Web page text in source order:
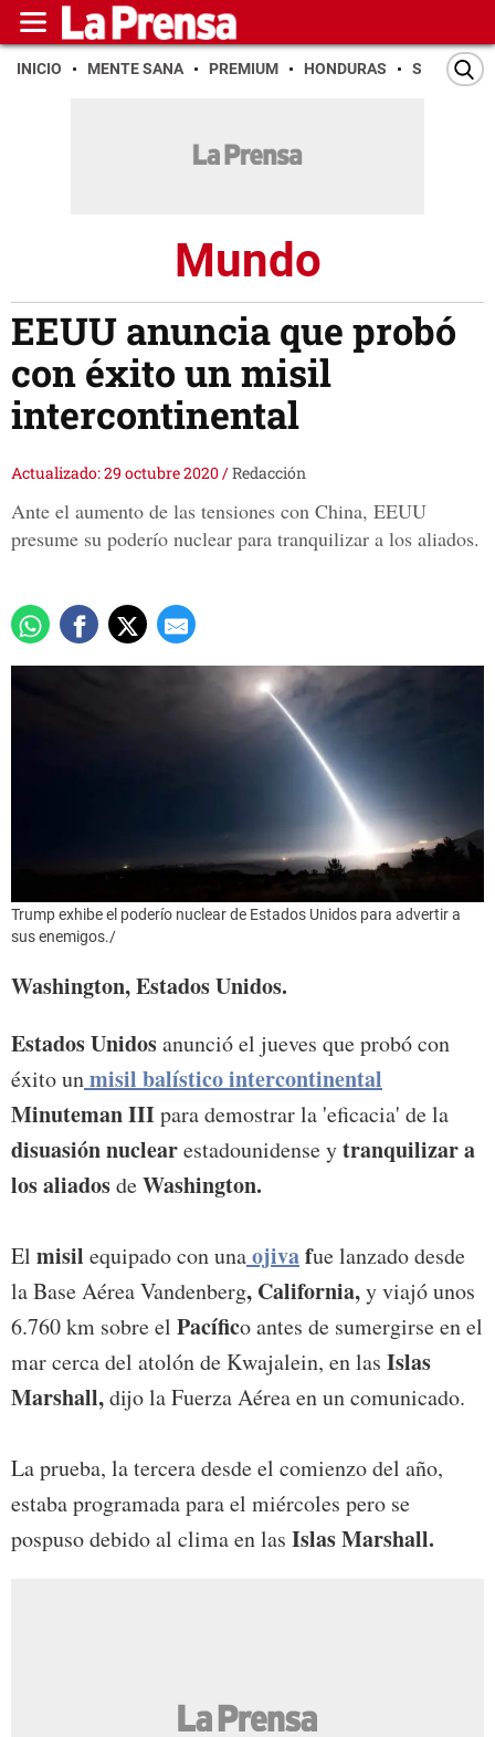
INICIO MENTE SANA PREMIUM HONDURAS SAN PEDRO
Mundo
EEUU anuncia que probó
con éxito un misil
intercontinental
Actualizado: 29 octubre 2020/Redacción
Ante el aumento de las tensiones con China, EEUU
presume su poderío nuclear para tranquilizar a los aliados.
Trump exhibe el poderío nuclear de Estados Unidos para advertir a
sus enemigos./
Washington, Estados Unidos.
Estados Unidosanunció el jueves que probó con
éxito unmisil balístico intercontinental
Minuteman IIIpara demostrar la 'eficacia' de la
disuasión nuclearestadounidense ytranquilizar a
los aliadosdeWashington.
El misil equipado con unaojivafue lanzado desde
la Base Aérea Vandenberg, California,y viajó unos
6.760 km sobre el Pacífico antes de sumergirse en el
mar cerca del atolón de Kwajalein, en las Islas
Marshall,dijo la Fuerza Aérea en un comunicado.
La prueba, la tercera desde el comienzo del año,
estaba programada para el miércoles pero se
pospuso debido al clima en las Islas Marshall.